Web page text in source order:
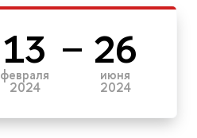
13
февраля
2024
26
июня
2024